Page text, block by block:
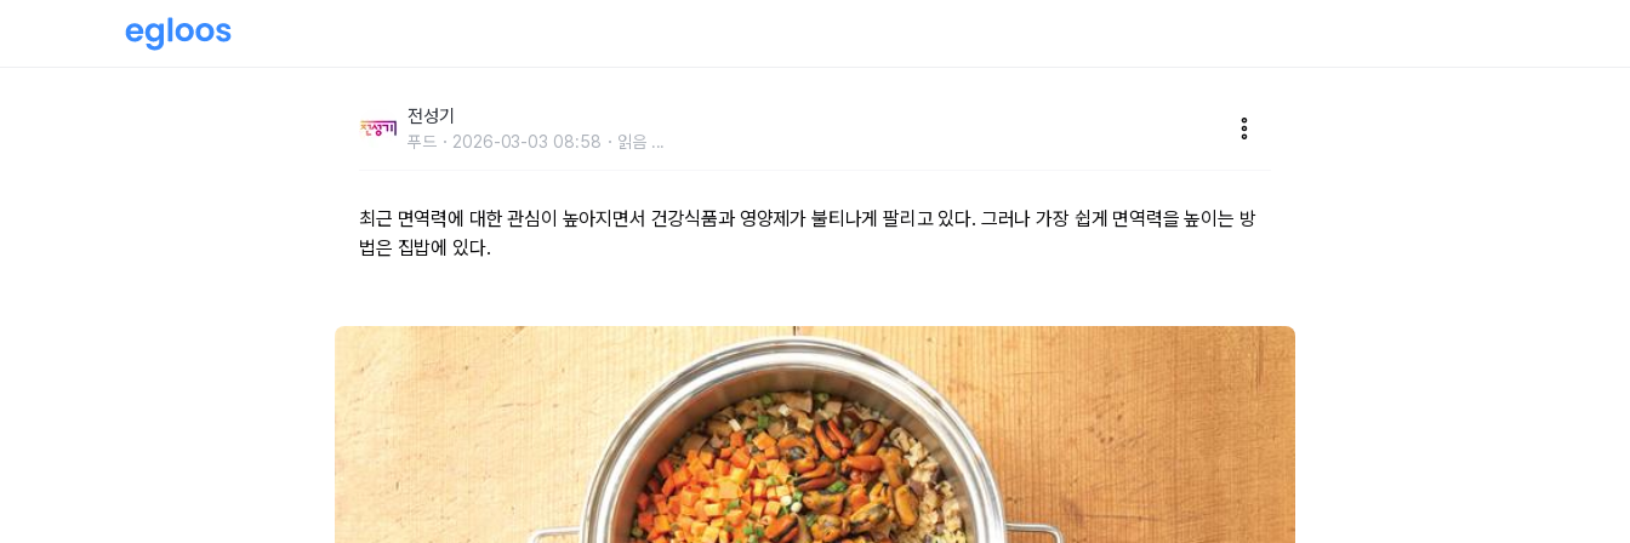
전성기
푸드 2026-03-03 08:58 읽음 ...
최근 면역력에 대한 관심이 높아지면서 건강식품과 영양제가 불티나게 팔리고 있다. 그러나 가장 쉽게 면역력을 높이는 방
법은 집밥에 있다.